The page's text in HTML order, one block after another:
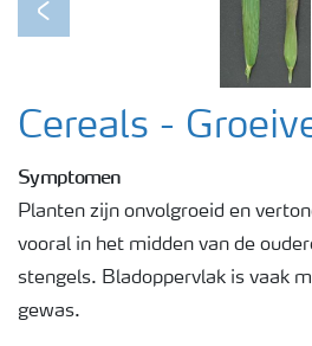
Previous
Cereals -
Symptomen
Planten zijn onvolgroeid en
vooral in het midden van de
stengels. Bladoppervlak is vaak
gewas.